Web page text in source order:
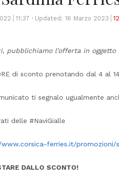
11:37 Updated: 16 Marzo 2023
pubblichiamo l’offerta in oggetto
di sconto prenotando dal 4 al
ti segnalo ugualmente
delle #NaviGialle
ferries.it/promozioni/
DALLO SCONTO!